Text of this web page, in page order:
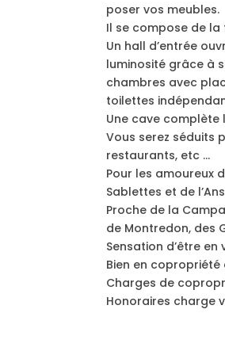
poser vos meubles.
Il se compose de
Un hall d’entrée
luminosité grâce à
chambres avec
toilettes
Une cave
Vous serez séduits
restaurants, etc …
Pour les amoureux
Sablettes et de
Proche de la
de Montredon, des
Sensation d’être
Bien en copropriété
Charges de
Honoraires charge